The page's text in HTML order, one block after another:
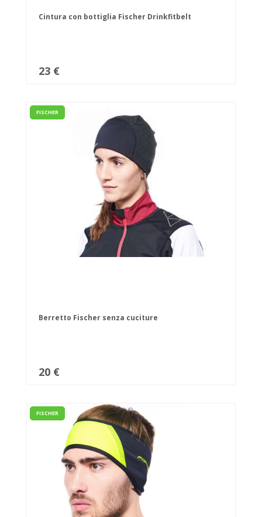
Cintura con bottiglia Fischer Drinkfitbelt
23 €
FISCHER
Berretto Fischer senza cuciture
20 €
FISCHER